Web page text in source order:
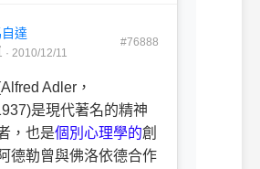
達
· 2010/12/11
#76888
Adler，
是現代著名的精神
，也是個別心理學的創
德勒曾與佛洛依德合作